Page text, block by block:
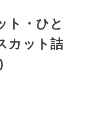
ト・ひと
カット詰